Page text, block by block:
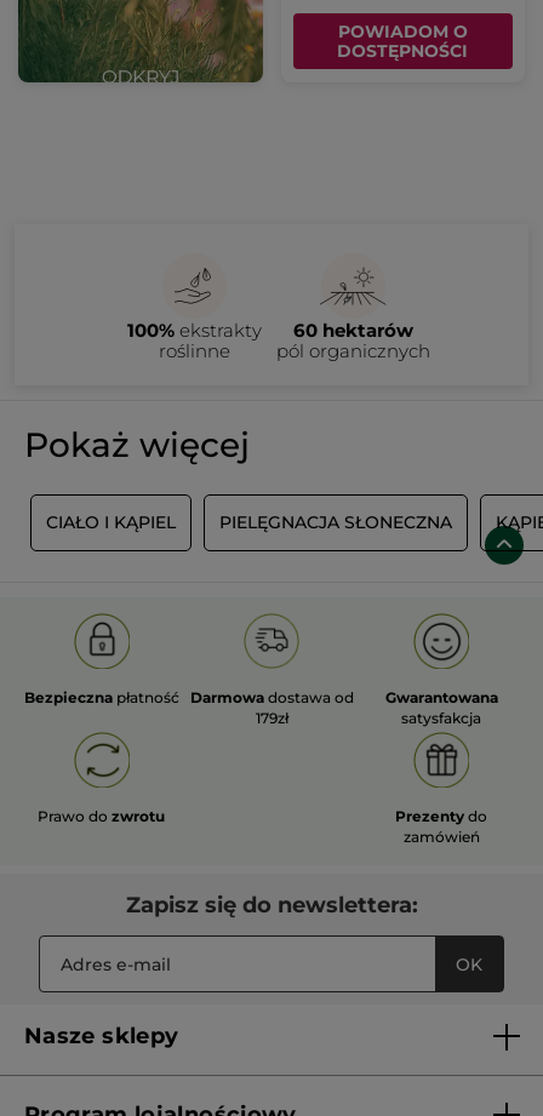
POWIADOM O
DOSTĘPNOŚCI
100% ekstrakty
roślinne
60 hektarów
pól organicznych
Pokaż więcej
CIAŁO I KĄPIEL PIELĘGNACJA SŁONECZNA
Bezpieczna płatność Darmowa dostawa od
179zł
Gwarantowana
satysfakcja
Prawo dozwrotu Prezenty do
zamówień
Zapisz się do newslettera:
OK
Nasze sklepy